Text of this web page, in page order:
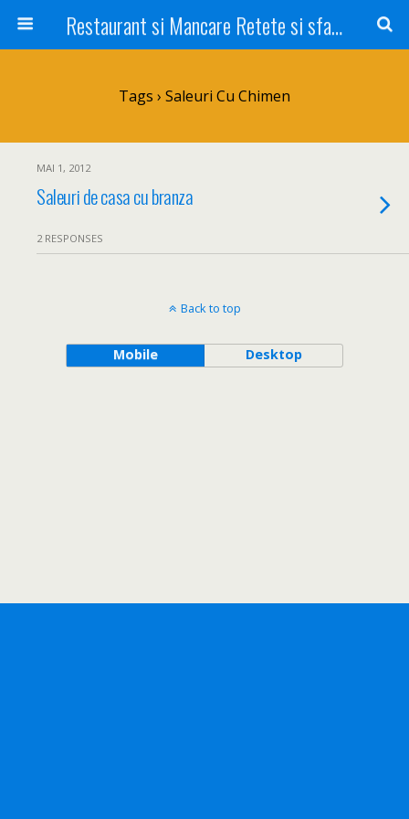
Restaurant si Mancare Retete si sfaturi Picant bun si rapid
Tags › Saleuri Cu Chimen
MAI 1, 2012
Saleuri de casa cu branza
2 RESPONSES
Back to top
Mobile Desktop